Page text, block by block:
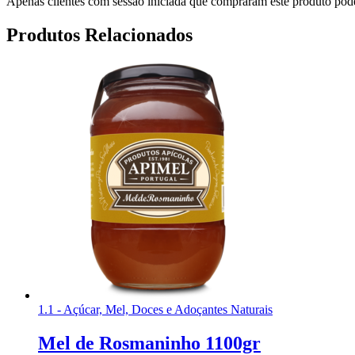
Produtos Relacionados
1.1 - Açúcar, Mel, Doces e Adoçantes Naturais
Mel de Rosmaninho 1100gr